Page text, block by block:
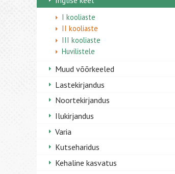
I kooliaste
II kooliaste
III kooliaste
Huvilistele
Muud võõrkeeled
Lastekirjandus
Noortekirjandus
Ilukirjandus
Varia
Kutseharidus
Kehaline kasvatus